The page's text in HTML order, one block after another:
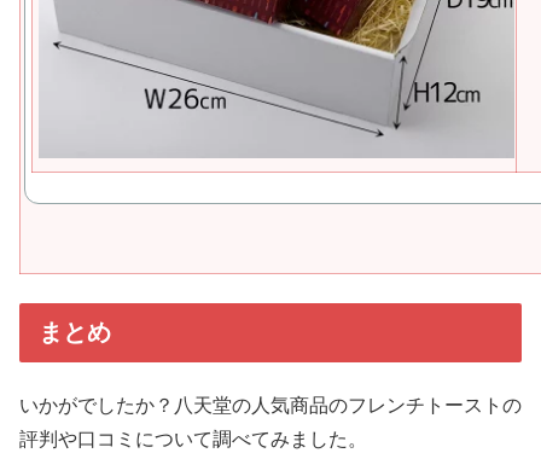
まとめ
いかがでしたか？八天堂の人気商品のフレンチトーストの
評判や口コミについて調べてみました。